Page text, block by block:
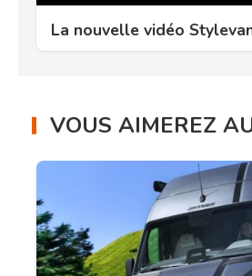
La nouvelle vidéo
VOUS AIMEREZ